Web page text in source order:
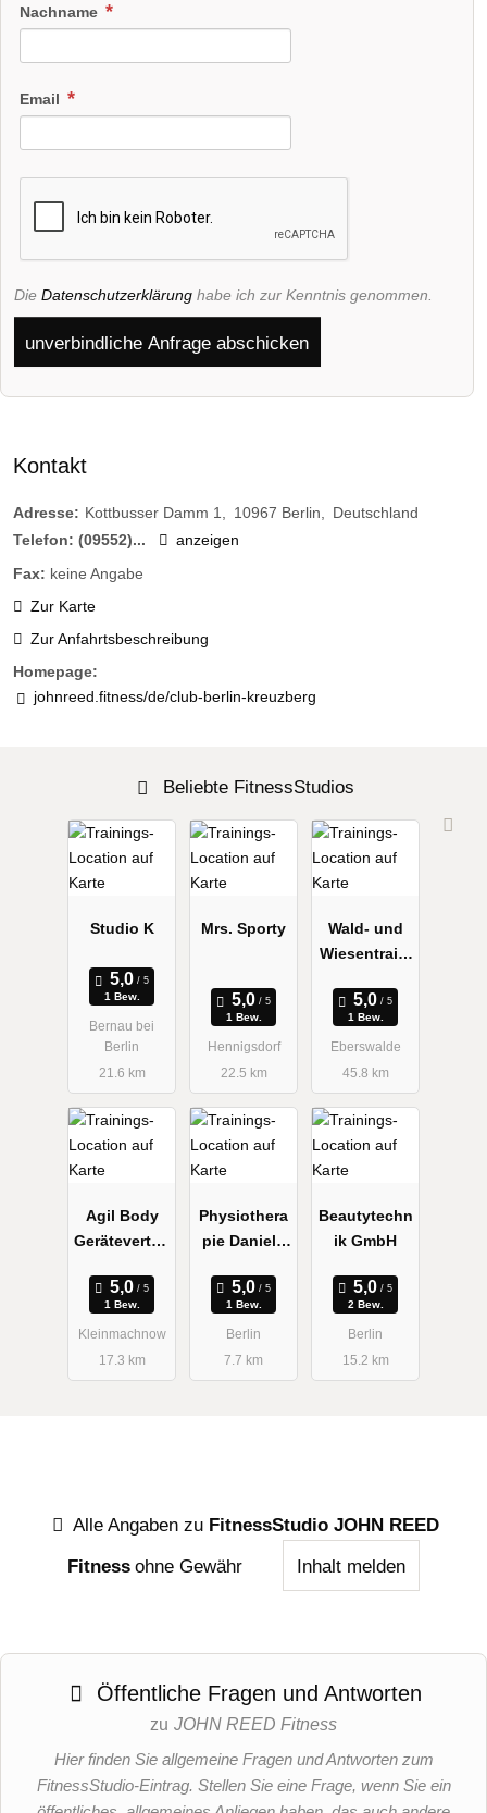
Nachname
Email
Die Datenschutzerklärung habe ich zur Kenntnis genommen.
unverbindliche Anfrage abschicken
Kontakt
Adresse: Kottbusser Damm 1 10967 Berlin
Deutschland
Telefon: (09552)...
anzeigen
Fax: keine Angabe
Zur Karte
Zur Anfahrtsbeschreibung
Homepage:
johnreed.fitness/de/club-berlin-kreuzberg
Beliebte FitnessStudios
Studio K
1 Bew.
Bernau bei
Berlin
21.6 km
Mrs. Sporty
1 Bew.
Hennigsdorf
22.5 km
Wald- und
Wiesentraini
1 Bew.
Eberswalde
45.8 km
Agil Body
Gerätevertrie
1 Bew.
Kleinmachnow
17.3 km
Physiothera
pie Daniela
1 Bew.
Berlin
7.7 km
Beautytechn
ik GmbH
2 Bew.
Berlin
15.2 km
Alle Angaben zu FitnessStudio JOHN REED
Fitness ohne Gewähr Inhalt melden
Öffentliche Fragen und Antworten
zu JOHN REED Fitness
Hier finden Sie allgemeine Fragen und Antworten zum
FitnessStudio-Eintrag. Stellen Sie eine Frage, wenn Sie ein